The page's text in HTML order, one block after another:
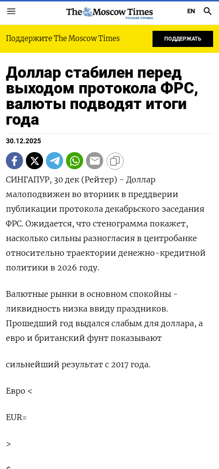
РУССКАЯ СЛУЖБА
EN
Поддержите The Moscow Times ПОДДЕРЖАТЬ
Доллар стабилен перед
выходом протокола ФРС,
валюты подводят итоги
года
30.12.2025
СИНГАПУР, 30 дек (Рейтер) - Доллар
малоподвижен во вторник в преддверии
публикации протокола декабрьского заседания
ФРС. Ожидается, что стенограмма покажет,
насколько сильны разногласия в центробанке
относительно траектории денежно-кредитной
политики в 2026 году.
Валютные ⁠рынки в основном спокойны -
ликвидность низка ввиду праздников.
Прошедший год выдался слабым для доллара, а
евро и британский фунт показывают
сильнейший результат с 2017 года.
Евро <
EUR=
>